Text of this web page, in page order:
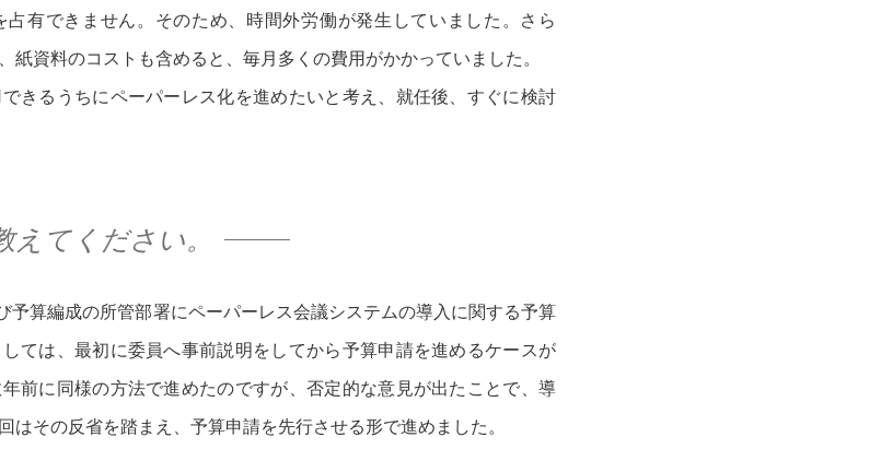
有できません。そのため、時間外労働が発生していました。さら
紙資料のコストも含めると、毎月多くの費用がかかっていました。
きるうちにペーパーレス化を進めたいと考え、就任後、すぐに検討
てください。
予算編成の所管部署にペーパーレス会議システムの導入に関する予算
ては、最初に委員へ事前説明をしてから予算申請を進めるケースが
前に同様の方法で進めたのですが、否定的な意見が出たことで、導
はその反省を踏まえ、予算申請を先行させる形で進めました。